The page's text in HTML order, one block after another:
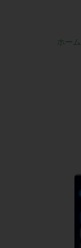
ホーム